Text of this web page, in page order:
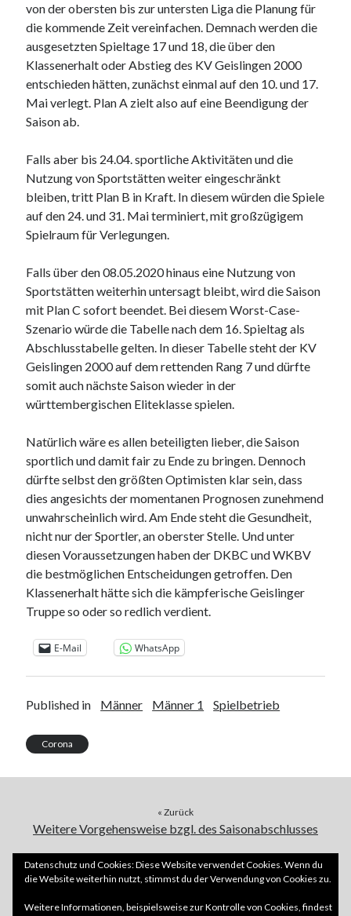
Nachrichtenarchiv
Nachrichtenarchiv
von der obersten bis zur untersten Liga die Planung für
die kommende Zeit vereinfachen. Demnach werden die
ausgesetzten Spieltage 17 und 18, die über den
Klassenerhalt oder Abstieg des KV Geislingen 2000
entschieden hätten, zunächst einmal auf den 10. und 17.
Mai verlegt. Plan A zielt also auf eine Beendigung der
Saison ab.
Falls aber bis 24.04. sportliche Aktivitäten und die
Nutzung von Sportstätten weiter eingeschränkt
bleiben, tritt Plan B in Kraft. In diesem würden die Spiele
auf den 24. und 31. Mai terminiert, mit großzügigem
Spielraum für Verlegungen.
Falls über den 08.05.2020 hinaus eine Nutzung von
Sportstätten weiterhin untersagt bleibt, wird die Saison
mit Plan C sofort beendet. Bei diesem Worst-Case-
Szenario würde die Tabelle nach dem 16. Spieltag als
Abschlusstabelle gelten. In dieser Tabelle steht der KV
Geislingen 2000 auf dem rettenden Rang 7 und dürfte
somit auch nächste Saison wieder in der
württembergischen Eliteklasse spielen.
Natürlich wäre es allen beteiligten lieber, die Saison
sportlich und damit fair zu Ende zu bringen. Dennoch
dürfte selbst den größten Optimisten klar sein, dass
dies angesichts der momentanen Prognosen zunehmend
unwahrscheinlich wird. Am Ende steht die Gesundheit,
nicht nur der Sportler, an oberster Stelle. Und unter
diesen Voraussetzungen haben der DKBC und WKBV
die bestmöglichen Entscheidungen getroffen. Den
Klassenerhalt hätte sich die kämpferische Geislinger
Truppe so oder so redlich verdient.
E-Mail WhatsApp
Published in Männer Männer 1 Spielbetrieb
Corona
« Zurück
Weitere Vorgehensweise bzgl. des Saisonabschlusses
Weiter »
Abschlusstabelle 19/20 – Klassenerhalt fix
Datenschutz und Cookies: Diese Website verwendet Cookies. Wenn du
die Website weiterhin nutzt, stimmst du der Verwendung von Cookies zu.
Weitere Informationen, beispielsweise zur Kontrolle von Cookies, findest